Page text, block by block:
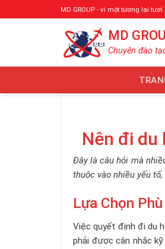
qua
MD GROUP - vì một tương lai
MD
Chuyên đào
Nên đi du
Đây là câu hỏi mà
thuộc vào nhiều yếu
Lựa Chọn
Việc quyết định đi du
phải được cân nhắc